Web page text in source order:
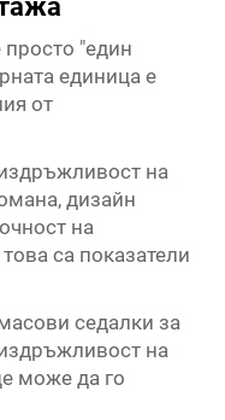
просто "един
единица е
от
на
дизайн
на
са показатели
седалки за
на
може да го